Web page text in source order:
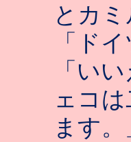
とカミ
「ドイ
「い
ェコ
ます。